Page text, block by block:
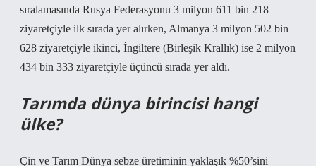
sıralamasında Rusya Federasyonu 3 milyon 611 bin 218
ziyaretçiyle ilk sırada yer alırken, Almanya 3 milyon 502 bin
628 ziyaretçiyle ikinci, İngiltere (Birleşik Krallık) ise 2 milyon
434 bin 333 ziyaretçiyle üçüncü sırada yer aldı.
Tarımda dünya birincisi hangi
ülke?
Çin ve Tarım Dünya sebze üretiminin yaklaşık %50’sini